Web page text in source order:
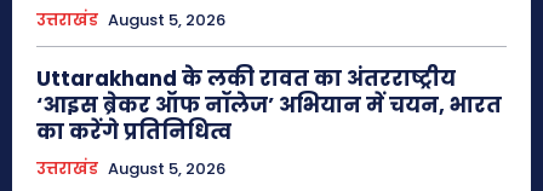
उत्तराखंड August 5, 2026
Uttarakhand के लकी रावत का अंतरराष्ट्रीय
‘आइस ब्रेकर ऑफ नॉलेज’ अभियान में चयन, भारत
का करेंगे प्रतिनिधित्व
उत्तराखंड August 5, 2026